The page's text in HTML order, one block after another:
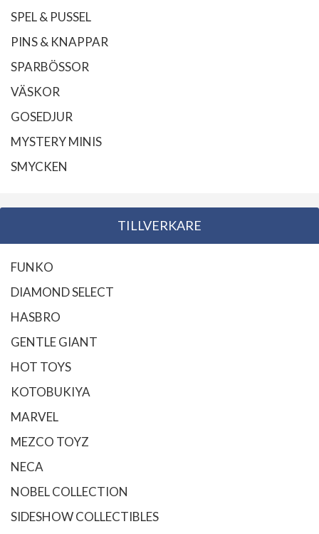
SPEL & PUSSEL
PINS & KNAPPAR
SPARBÖSSOR
VÄSKOR
GOSEDJUR
MYSTERY MINIS
SMYCKEN
TILLVERKARE
FUNKO
DIAMOND SELECT
HASBRO
GENTLE GIANT
HOT TOYS
KOTOBUKIYA
MARVEL
MEZCO TOYZ
NECA
NOBEL COLLECTION
SIDESHOW COLLECTIBLES